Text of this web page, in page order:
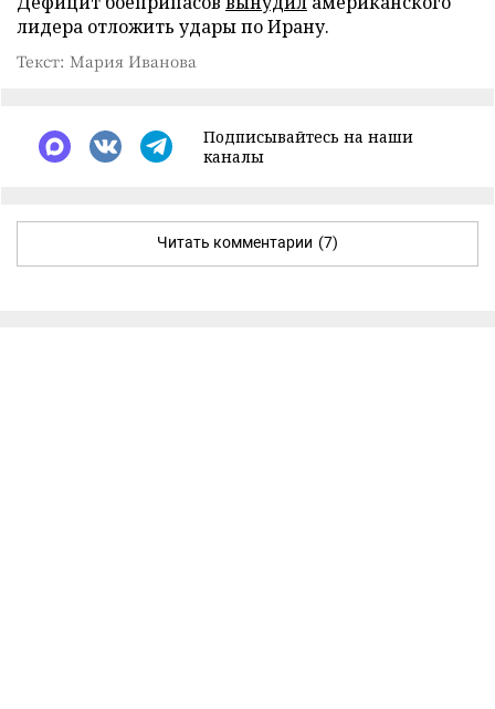
лидера отложить удары по Ирану.
Текст: Мария Иванова
Подписывайтесь на наши
каналы
Читать комментарии (7)